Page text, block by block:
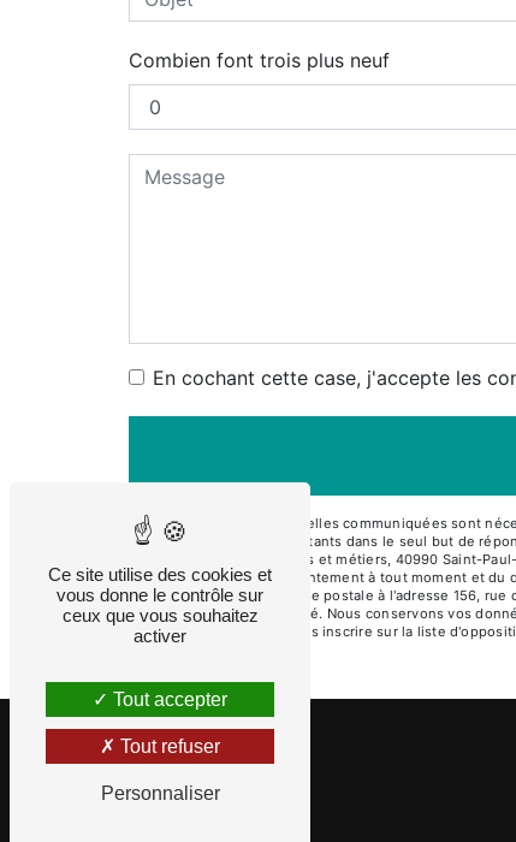
Combien font trois plus neuf
En cochant cette case, j'accepte les
** Les données personnelles communiquées sont
PAULOIS et ses sous-traitants dans le seul but de
PAULOIS 156, rue des arts et métiers, 40990 Saint-
de retrait de votre consentement à tout moment et du
exercer ces droits par voie postale à l'adresse 156,
pourra vous être demandé. Nous conservons vos
Vous avez le droit de vous inscrire sur la liste
Ce site utilise des cookies et
vous donne le contrôle sur
ceux que vous souhaitez
activer
Tout accepter
Tout refuser
Personnaliser